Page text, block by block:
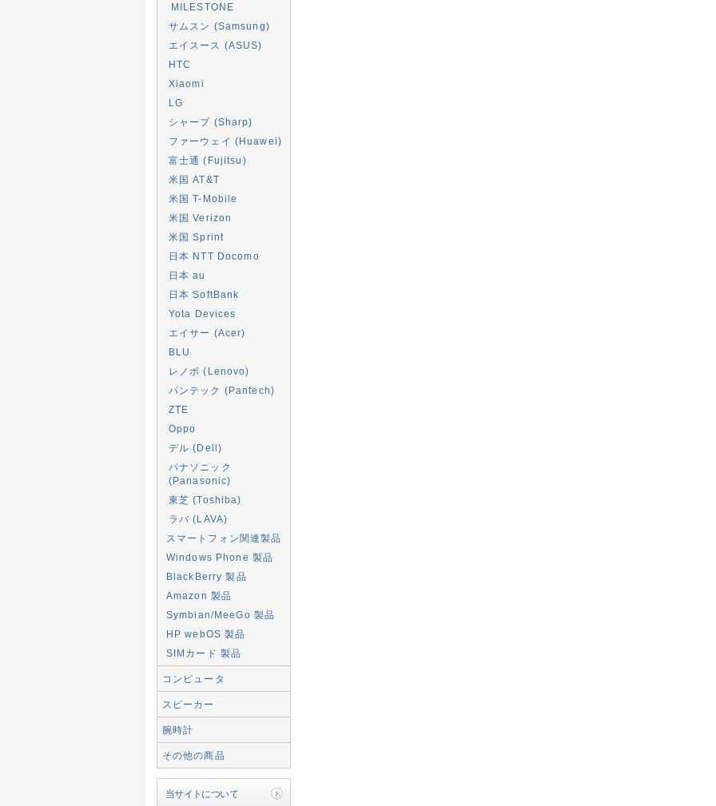
MILESTONE
サムスン (Samsung)
エイスース (ASUS)
HTC
Xiaomi
LG
シャープ (Sharp)
ファーウェイ (Huawei)
富士通 (Fujitsu)
米国 AT&T
米国 T-Mobile
米国 Verizon
米国 Sprint
日本 NTT Docomo
日本 au
日本 SoftBank
Yota Devices
エイサー (Acer)
BLU
レノボ (Lenovo)
パンテック (Pantech)
ZTE
Oppo
デル (Dell)
パナソニック
(Panasonic)
東芝 (Toshiba)
ラバ (LAVA)
スマートフォン関連製品
Windows Phone 製品
BlackBerry 製品
Amazon 製品
Symbian/MeeGo 製品
HP webOS 製品
SIMカード 製品
コンピュータ
スピーカー
腕時計
その他の商品
当サイトについて